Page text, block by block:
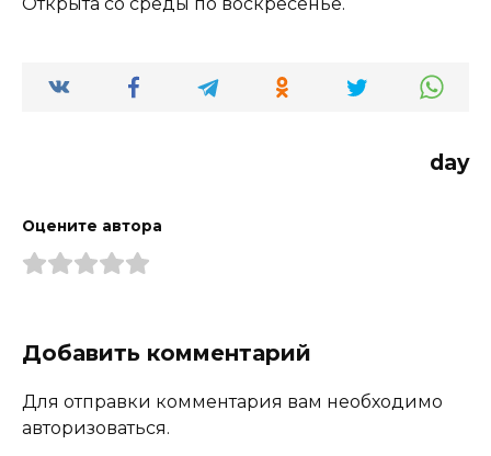
day
Оцените автора
Добавить комментарий
Для отправки комментария вам необходимо
авторизоваться.